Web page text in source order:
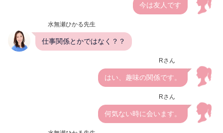
今は友人です
水無瀬ひかる先生
仕事関係とかではなく？？
Rさん
はい、趣味の関係です。
Rさん
何気ない時に会います。